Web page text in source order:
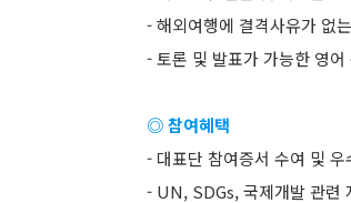
- 해외여행에 결격사유가 없
- 토론 및 발표가 가능한 영
◎ 참여혜택
- 대표단 참여증서 수여 및 우
- UN, SDGs, 국제개발 관련